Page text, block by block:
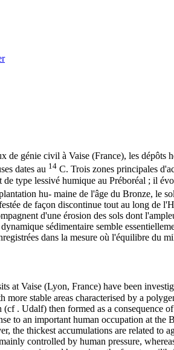
de génie civil à Vaise (France), les dépôts
dates au 14 C. Trois zones principales
type lessivé humique au Préboréal ; il
hu- maine de l'âge du Bronze, le
de façon discontinue tout au long de
d'une érosion des sols dont
sédimentaire semble
dans la mesure où l'équilibre du
at Vaise (Lyon, France) have been
more stable areas characterised by a
(cf . Udalf) then formed as a consequence
to an important human occupation at
the thickest accumulations are related to
controlled by human pressure,